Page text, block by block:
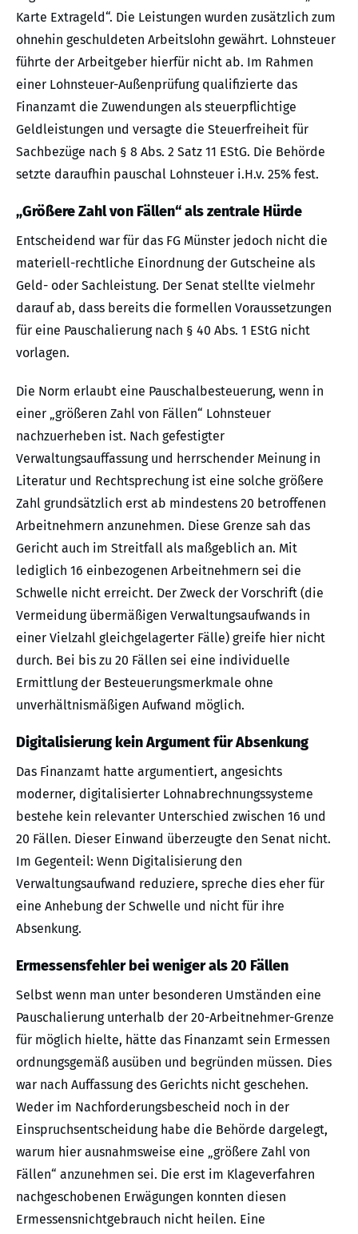
Karte Extrageld“. Die Leistungen wurden zusätzlich zum
ohnehin geschuldeten Arbeitslohn gewährt. Lohnsteuer
führte der Arbeitgeber hierfür nicht ab. Im Rahmen
einer Lohnsteuer-Außenprüfung qualifizierte das
Finanzamt die Zuwendungen als steuerpflichtige
Geldleistungen und versagte die Steuerfreiheit für
Sachbezüge nach § 8 Abs. 2 Satz 11 EStG. Die Behörde
setzte daraufhin pauschal Lohnsteuer i.H.v. 25% fest.
„Größere Zahl von Fällen“ als zentrale Hürde
Entscheidend war für das FG Münster jedoch nicht die
materiell-rechtliche Einordnung der Gutscheine als
Geld- oder Sachleistung. Der Senat stellte vielmehr
darauf ab, dass bereits die formellen Voraussetzungen
für eine Pauschalierung nach § 40 Abs. 1 EStG nicht
vorlagen.
Die Norm erlaubt eine Pauschalbesteuerung, wenn in
einer „größeren Zahl von Fällen“ Lohnsteuer
nachzuerheben ist. Nach gefestigter
Verwaltungsauffassung und herrschender Meinung in
Literatur und Rechtsprechung ist eine solche größere
Zahl grundsätzlich erst ab mindestens 20 betroffenen
Arbeitnehmern anzunehmen. Diese Grenze sah das
Gericht auch im Streitfall als maßgeblich an. Mit
lediglich 16 einbezogenen Arbeitnehmern sei die
Schwelle nicht erreicht. Der Zweck der Vorschrift (die
Vermeidung übermäßigen Verwaltungsaufwands in
einer Vielzahl gleichgelagerter Fälle) greife hier nicht
durch. Bei bis zu 20 Fällen sei eine individuelle
Ermittlung der Besteuerungsmerkmale ohne
unverhältnismäßigen Aufwand möglich.
Digitalisierung kein Argument für Absenkung
Das Finanzamt hatte argumentiert, angesichts
moderner, digitalisierter Lohnabrechnungssysteme
bestehe kein relevanter Unterschied zwischen 16 und
20 Fällen. Dieser Einwand überzeugte den Senat nicht.
Im Gegenteil: Wenn Digitalisierung den
Verwaltungsaufwand reduziere, spreche dies eher für
eine Anhebung der Schwelle und nicht für ihre
Absenkung.
Ermessensfehler bei weniger als 20 Fällen
Selbst wenn man unter besonderen Umständen eine
Pauschalierung unterhalb der 20-Arbeitnehmer-Grenze
für möglich hielte, hätte das Finanzamt sein Ermessen
ordnungsgemäß ausüben und begründen müssen. Dies
war nach Auffassung des Gerichts nicht geschehen.
Weder im Nachforderungsbescheid noch in der
Einspruchsentscheidung habe die Behörde dargelegt,
warum hier ausnahmsweise eine „größere Zahl von
Fällen“ anzunehmen sei. Die erst im Klageverfahren
nachgeschobenen Erwägungen konnten diesen
Ermessensnichtgebrauch nicht heilen. Eine